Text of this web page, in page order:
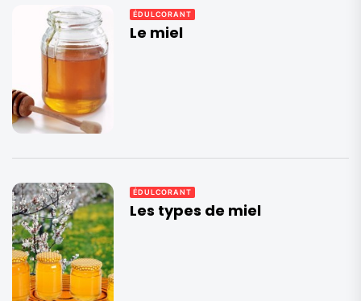
ÉDULCORANT
Le miel
ÉDULCORANT
Les types de miel